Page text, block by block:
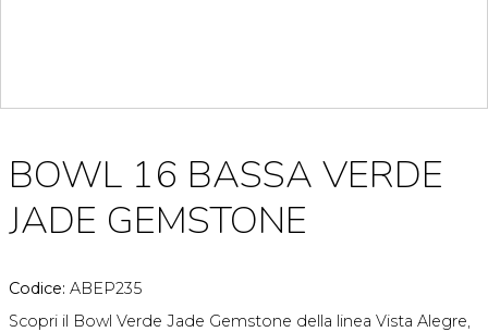
BOWL 16 BASSA VERDE
JADE GEMSTONE
Codice: ABEP235
Scopri il Bowl Verde Jade Gemstone della linea Vista Alegre,